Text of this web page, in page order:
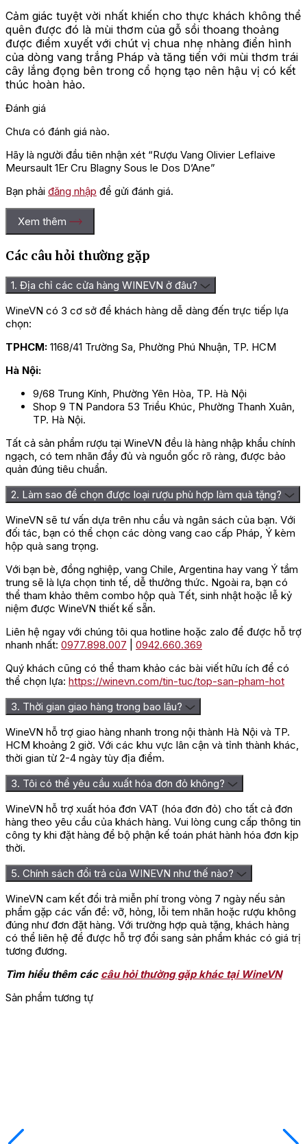
Cảm giác tuyệt vời nhất khiến cho thực khách không thể
quên được đó là mùi thơm của gỗ sồi thoang thoảng
được điểm xuyết với chút vị chua nhẹ nhàng điển hình
của dòng vang trắng Pháp và tăng tiến với mùi thơm trái
cây lắng đọng bên trong cổ họng tạo nên hậu vị có kết
thúc hoàn hảo.
Đánh giá
Chưa có đánh giá nào.
Hãy là người đầu tiên nhận xét “Rượu Vang Olivier Leflaive
Meursault 1Er Cru Blagny Sous le Dos D’Ane”
Bạn phải đăng nhập để gửi đánh giá.
Xem thêm
Các câu hỏi thường gặp
1. Địa chỉ các cửa hàng WINEVN ở đâu?
WineVN có 3 cơ sở để khách hàng dễ dàng đến trực tiếp lựa
chọn:
TPHCM: 1168/41 Trường Sa, Phường Phú Nhuận, TP. HCM
Hà Nội:
9/68 Trung Kính, Phường Yên Hòa, TP. Hà Nội
Shop 9 TN Pandora 53 Triều Khúc, Phường Thanh Xuân,
TP. Hà Nội.
Tất cả sản phẩm rượu tại WineVN đều là hàng nhập khẩu chính
ngạch, có tem nhãn đầy đủ và nguồn gốc rõ ràng, được bảo
quản đúng tiêu chuẩn.
2. Làm sao để chọn được loại rượu phù hợp làm quà tặng?
WineVN sẽ tư vấn dựa trên nhu cầu và ngân sách của bạn. Với
đối tác, bạn có thể chọn các dòng vang cao cấp Pháp, Ý kèm
hộp quà sang trọng.
Với bạn bè, đồng nghiệp, vang Chile, Argentina hay vang Ý tầm
trung sẽ là lựa chọn tinh tế, dễ thưởng thức. Ngoài ra, bạn có
thể tham khảo thêm combo hộp quà Tết, sinh nhật hoặc lễ kỷ
niệm được WineVN thiết kế sẵn.
Liên hệ ngay với chúng tôi qua hotline hoặc zalo để được hỗ trợ
nhanh nhất: 0977.898.007
0942.660.369
Quý khách cũng có thể tham khảo các bài viết hữu ích để có
thể chọn lựa: https://winevn.com/tin-tuc/top-san-pham-hot
3. Thời gian giao hàng trong bao lâu?
WineVN hỗ trợ giao hàng nhanh trong nội thành Hà Nội và TP.
HCM khoảng 2 giờ. Với các khu vực lân cận và tỉnh thành khác,
thời gian từ 2-4 ngày tùy địa điểm.
3. Tôi có thể yêu cầu xuất hóa đơn đỏ không?
WineVN hỗ trợ xuất hóa đơn VAT (hóa đơn đỏ) cho tất cả đơn
hàng theo yêu cầu của khách hàng. Vui lòng cung cấp thông tin
công ty khi đặt hàng để bộ phận kế toán phát hành hóa đơn kịp
thời.
5. Chính sách đổi trả của WINEVN như thế nào?
WineVN cam kết đổi trả miễn phí trong vòng 7 ngày nếu sản
phẩm gặp các vấn đề: vỡ, hỏng, lỗi tem nhãn hoặc rượu không
đúng như đơn đặt hàng. Với trường hợp quà tặng, khách hàng
có thể liên hệ để được hỗ trợ đổi sang sản phẩm khác có giá trị
tương đương.
Tìm hiểu thêm các câu hỏi thường gặp khác tại WineVN
Sản phẩm tương tự